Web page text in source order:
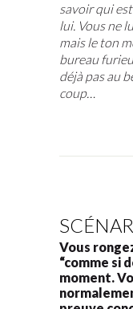
savoir qui
lui. Vous ne
mais le ton
bureau
déjà pas au
coup…
Vous
“comme si
moment.